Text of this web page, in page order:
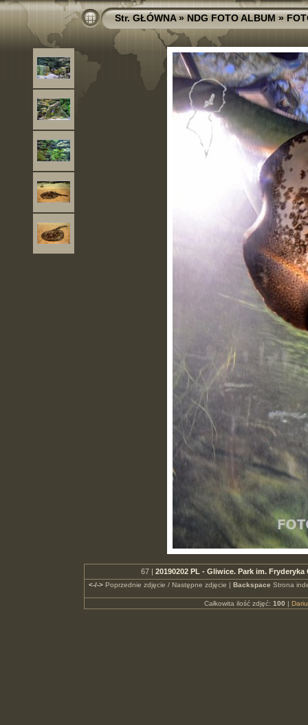
Str. GŁÓWNA»NDG FOTO ALBUM»
67 | 20190202 PL - Gliwice. Park im.
<-/->Poprzednie zdjęcie / Następne zdjęcie | Backspace Strona
Całkowita ilość zdjęć: 100 |